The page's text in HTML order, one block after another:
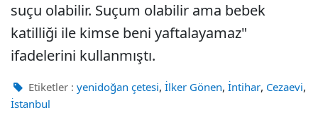
suçu olabilir. Suçum olabilir ama bebek
katilliği ile kimse beni yaftalayamaz"
ifadelerini kullanmıştı.
Etiketler : yenidoğan çetesi, İlker Gönen, İntihar, Cezaevi,
İstanbul